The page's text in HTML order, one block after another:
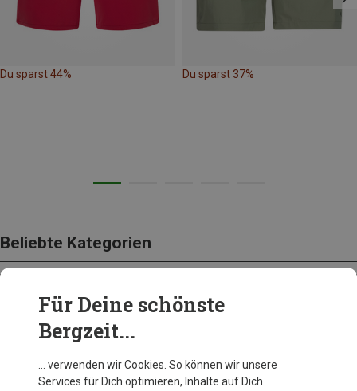
Du sparst 44% Du sparst 37%
Beliebte Kategorien
BEKLEIDUNG
Für Deine schönste
Bergzeit...
… verwenden wir Cookies. So können wir unsere
Services für Dich optimieren, Inhalte auf Dich